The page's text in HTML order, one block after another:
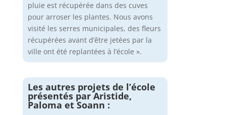
pluie est récupérée dans des cuves
pour arroser les plantes. Nous avons
visité les serres municipales, des fleurs
récupérées avant d’être jetées par la
ville ont été replantées à l’école ».
Les autres projets de l’école
présentés par Aristide,
Paloma et Soann :